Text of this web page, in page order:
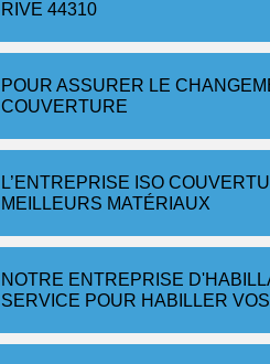
RIVE 44310
POUR ASSURER LE
COUVERTURE
L’ENTREPRISE ISO
MEILLEURS MATÉRIAUX
NOTRE ENTREPRISE
SERVICE POUR HABILLER